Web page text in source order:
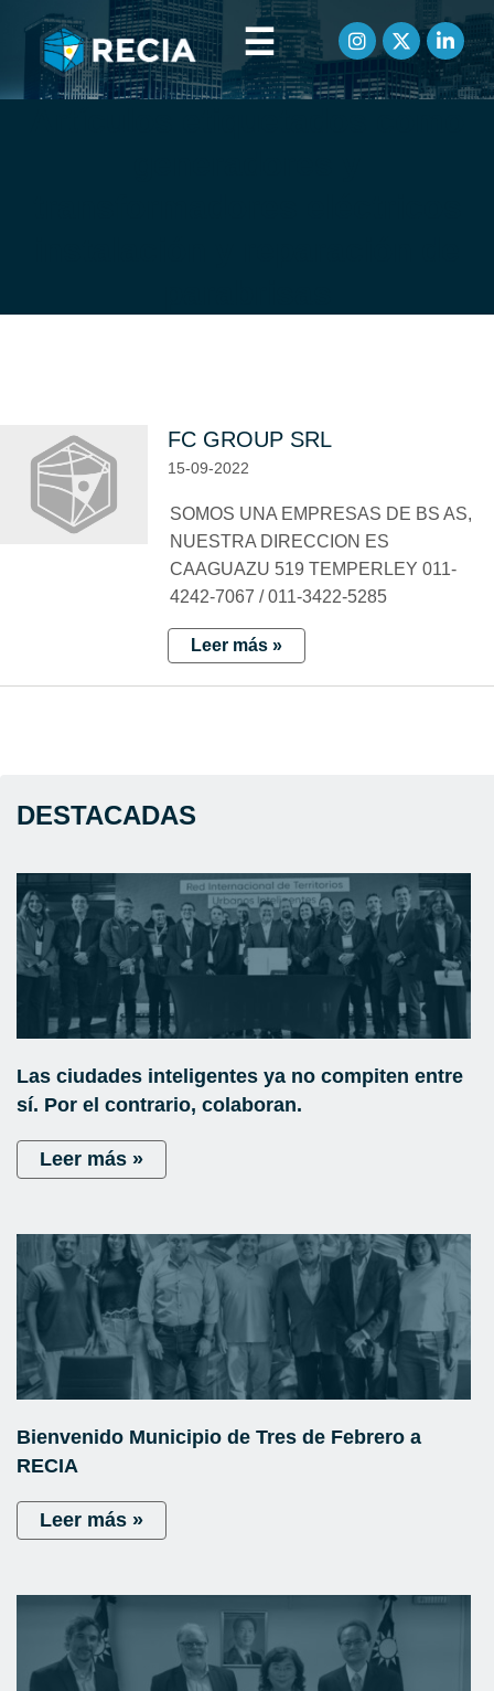
☰
FC GROUP SRL
15-09-2022
SOMOS UNA EMPRESAS DE BS AS,
NUESTRA DIRECCION ES
CAAGUAZU 519 TEMPERLEY 011-
4242-7067 / 011-3422-5285
Leer más »
DESTACADAS
Las ciudades inteligentes ya no compiten entre
sí. Por el contrario, colaboran.
Leer más »
Bienvenido Municipio de Tres de Febrero a
RECIA
Leer más »